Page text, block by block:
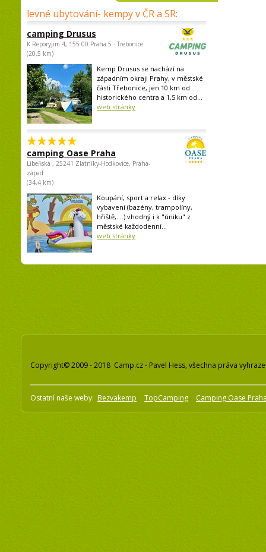
levné ubytování- kempy v ČR a SR:
camping Drusus
K Reporyjim 4, 155 00 Praha 5 - Trebonice
(20,5 km)
Kemp Drusus se nachází na
západním okraji Prahy, v městské
části Třebonice, jen 10 km od
historického centra a 1,5 km od...
web stránky
camping Oase Praha
Libeňská , 25241 Zlatníky-Hodkovice, Praha-
západ
(34,4 km)
Koupání, sport a relax - díky
vybavení (bazény, trampolíny,
hřiště,....) vhodný i k "úniku" z
městské každodenní...
web stránky
Copyright© 2009 - 2018 Camp.cz - Pavel Hess, všechna práva
Ostatní naše weby: Bezvakemp TopCamping Camping Oase